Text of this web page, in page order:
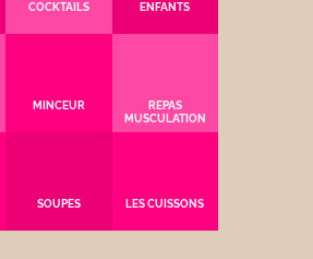
COCKTAILS ENFANTS
MINCEUR
REPAS
MUSCULATION
SOUPES LES CUISSONS